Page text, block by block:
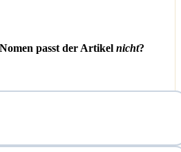
passt der Artikel nicht?